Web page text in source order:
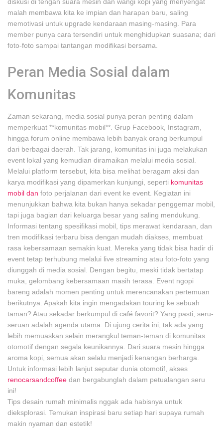
malah membawa kita ke impian dan harapan baru, saling
memotivasi untuk upgrade kendaraan masing-masing. Para
member punya cara tersendiri untuk menghidupkan suasana; dari
foto-foto sampai tantangan modifikasi bersama.
Peran Media Sosial dalam
Komunitas
Zaman sekarang, media sosial punya peran penting dalam
memperkuat **komunitas mobil**. Grup Facebook, Instagram,
hingga forum online membawa lebih banyak orang berkumpul
dari berbagai daerah. Tak jarang, komunitas ini juga melakukan
event lokal yang kemudian diramaikan melalui media sosial.
Melalui platform tersebut, kita bisa melihat beragam aksi dan
karya modifikasi yang dipamerkan kunjungi, seperti komunitas
mobil dan foto perjalanan dari event ke event. Kegiatan ini
menunjukkan bahwa kita bukan hanya sekadar penggemar mobil,
tapi juga bagian dari keluarga besar yang saling mendukung.
Informasi tentang spesifikasi mobil, tips merawat kendaraan, dan
tren modifikasi terbaru bisa dengan mudah diakses, membuat
rasa kebersamaan semakin kuat. Mereka yang tidak bisa hadir di
event tetap terhubung melalui live streaming atau foto-foto yang
diunggah di media sosial. Dengan begitu, meski tidak bertatap
muka, gelombang kebersamaan masih terasa. Event ngopi
bareng adalah momen penting untuk merencanakan pertemuan
berikutnya. Apakah kita ingin mengadakan touring ke sebuah
taman? Atau sekadar berkumpul di café favorit? Yang pasti, seru-
seruan adalah agenda utama. Di ujung cerita ini, tak ada yang
lebih memuaskan selain merangkul teman-teman di komunitas
otomotif dengan segala keunikannya. Dari suara mesin hingga
aroma kopi, semua akan selalu menjadi kenangan berharga.
Untuk informasi lebih lanjut seputar dunia otomotif, akses
renocarsandcoffee dan bergabunglah dalam petualangan seru
ini!
Tips desain rumah minimalis nggak ada habisnya untuk
dieksplorasi. Temukan inspirasi baru setiap hari supaya rumah
makin nyaman dan estetik!